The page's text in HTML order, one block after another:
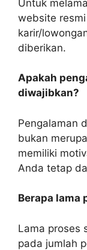
Untuk
website
karir/
diberikan.
Apakah
diwajibkan?
Pengalaman
bukan
memiliki
Anda tetap
Berapa lama
Lama proses
pada jumlah